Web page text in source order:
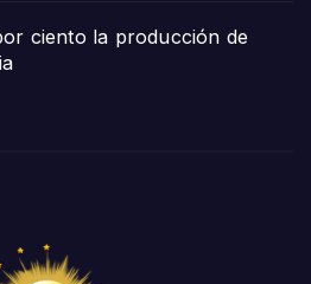
ciento la producción de